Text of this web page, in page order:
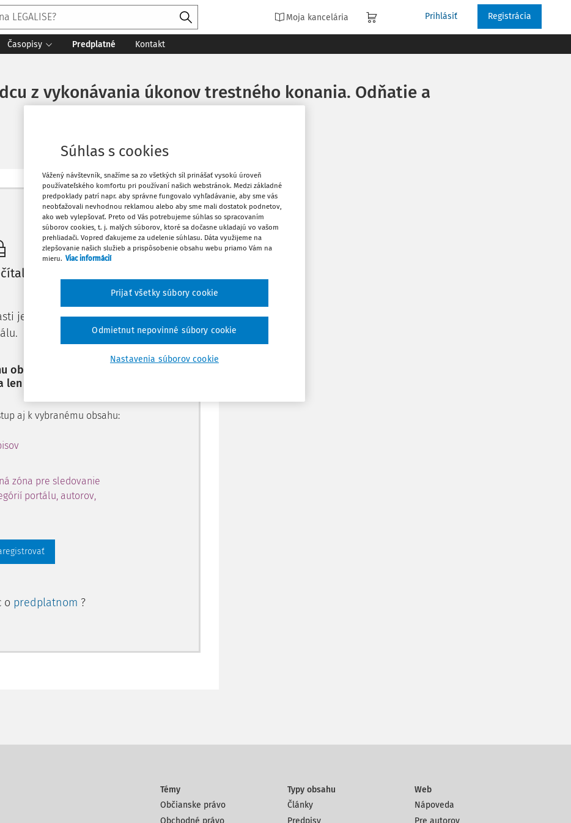
Moja kancelária Prihlásiť Registrácia
Časopisy Predplatné Kontakt
z vykonávania úkonov trestného konania. Odňatie a
Máte predplatné? Prihláste sa
len začiatok...
je dostupný predplatiteľom
a získajte prístup na 10
len zaregistrovať.
aj k vybranému obsahu:
zóna pre sledovanie
portálu, autorov,
o predplatnom ?
Vytlačiť
Obľúbené
Témy
Občianske právo
Obchodné právo
Typy obsahu
Články
Predpisy
Web
Nápoveda
Pre autorov
Súhlas s cookies
Vážený návštevník, snažíme sa zo všetkých síl prinášať vysokú úroveň
používateľského komfortu pri používaní našich webstránok. Medzi základné
predpoklady patrí napr. aby správne fungovalo vyhľadávanie, aby sme vás
neobťažovali nevhodnou reklamou alebo aby sme mali dostatok podnetov,
ako web vylepšovať. Preto od Vás potrebujeme súhlas so spracovaním
súborov cookies, t. j. malých súborov, ktoré sa dočasne ukladajú vo vašom
prehliadači. Vopred ďakujeme za udelenie súhlasu. Dáta využijeme na
zlepšovanie našich služieb a prispôsobenie obsahu webu priamo Vám na
mieru. Viac informácií
Nastavenia súborov cookie
Odmietnut nepovinné súbory cookie
Prijať všetky súbory cookie